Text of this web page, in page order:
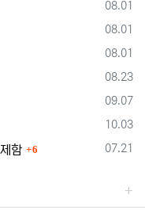
등록일
08.01
등록일
08.01
등록일
08.01
등록일
08.23
등록일
09.07
등록일
10.03
등록일
07.21
함 6